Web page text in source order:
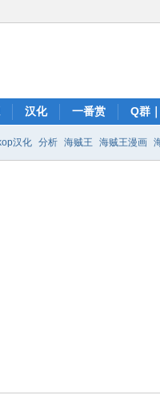
汉化 一番赏 Q群
汉化 分析 海贼王 海贼王漫画